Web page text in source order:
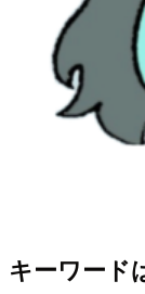
キーワード